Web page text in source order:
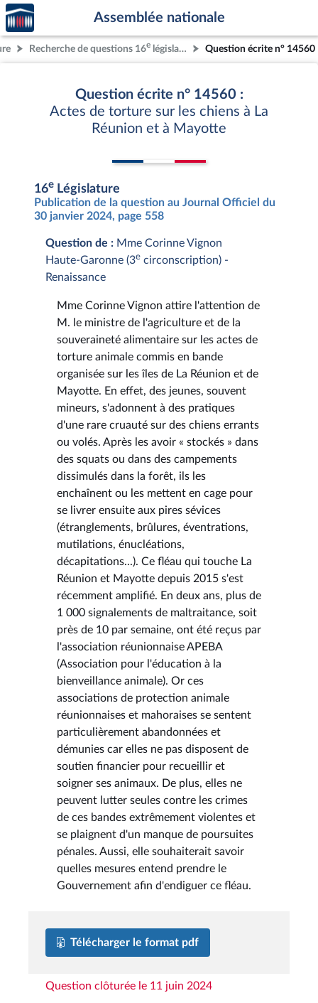
Aller au contenu
Aller en bas de la page
Accèder
à la
page
d'accueil
Assemblée nationale
Recherche de questions 16e législature Question écrite n° 14560
Question écrite n° 14560 :
Actes de torture sur les chiens à La
Réunion et à Mayotte
16e Législature
Publication de la question au Journal Officiel du
30 janvier 2024, page 558
Question de : Mme Corinne Vignon
Haute-Garonne (3e circonscription) -
Renaissance
Mme Corinne Vignon attire l'attention de
M. le ministre de l'agriculture et de la
souveraineté alimentaire sur les actes de
torture animale commis en bande
organisée sur les îles de La Réunion et de
Mayotte. En effet, des jeunes, souvent
mineurs, s'adonnent à des pratiques
d'une rare cruauté sur des chiens errants
ou volés. Après les avoir « stockés » dans
des squats ou dans des campements
dissimulés dans la forêt, ils les
enchaînent ou les mettent en cage pour
se livrer ensuite aux pires sévices
(étranglements, brûlures, éventrations,
mutilations, énucléations,
décapitations...). Ce fléau qui touche La
Réunion et Mayotte depuis 2015 s'est
récemment amplifié. En deux ans, plus de
1 000 signalements de maltraitance, soit
près de 10 par semaine, ont été reçus par
l'association réunionnaise APEBA
(Association pour l'éducation à la
bienveillance animale). Or ces
associations de protection animale
réunionnaises et mahoraises se sentent
particulièrement abandonnées et
démunies car elles ne pas disposent de
soutien financier pour recueillir et
soigner ses animaux. De plus, elles ne
peuvent lutter seules contre les crimes
de ces bandes extrêmement violentes et
se plaignent d'un manque de poursuites
pénales. Aussi, elle souhaiterait savoir
quelles mesures entend prendre le
Gouvernement afin d'endiguer ce fléau.
Télécharger le format pdf
Question clôturée le 11 juin 2024